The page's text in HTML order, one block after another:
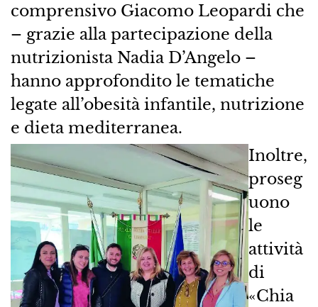
comprensivo Giacomo Leopardi che
– grazie alla partecipazione della
nutrizionista Nadia D’Angelo –
hanno approfondito le tematiche
legate all’obesità infantile, nutrizione
e dieta mediterranea.
Inoltre,
proseg
uono
le
attività
di
«Chia